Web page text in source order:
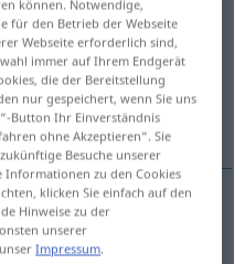
antippen)
können. Notwendige,
für den Betrieb der Webseite
Webseite erforderlich sind,
immer auf Ihrem Endgerät
die der Bereitstellung
nur gespeichert, wenn Sie uns
Button Ihr Einverständnis
ohne Akzeptieren“. Sie
Besuche unserer
Informationen zu den Cookies
klicken Sie einfach auf den
Hinweise zu der
unserer
Impressum.